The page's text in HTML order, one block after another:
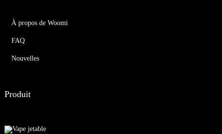
À propos de Woomi
FAQ
Nouvelles
Produit
Vape jetable